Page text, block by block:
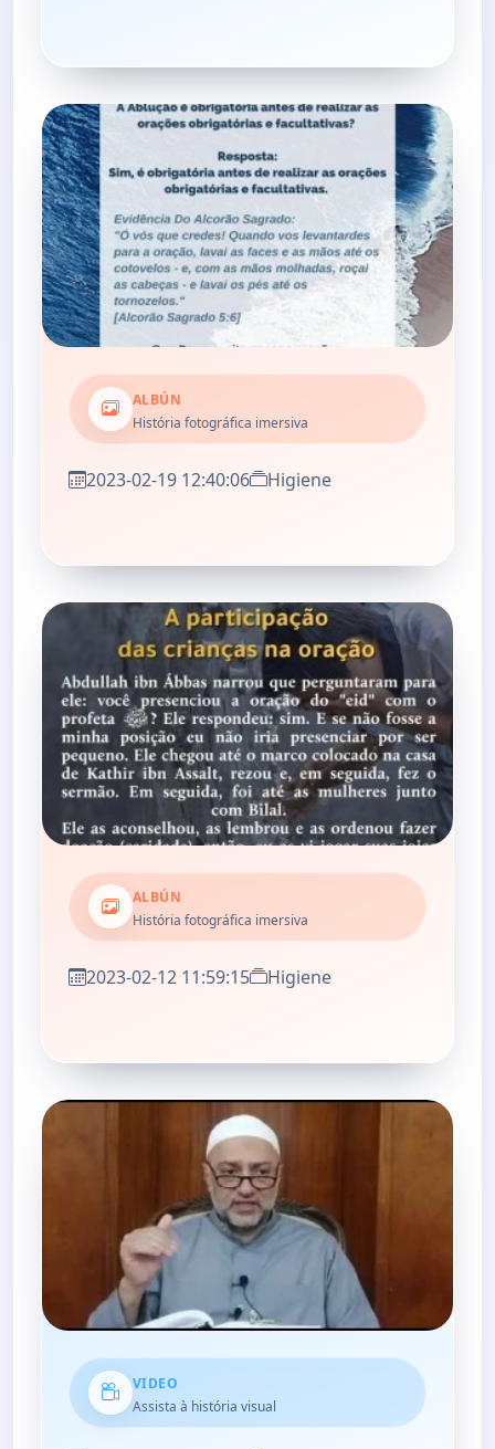
ALBÚN
História fotográfica imersiva
2023-02-19 12:40:06 Higiene
ALBÚN
História fotográfica imersiva
2023-02-12 11:59:15 Higiene
VIDEO
Assista à história visual